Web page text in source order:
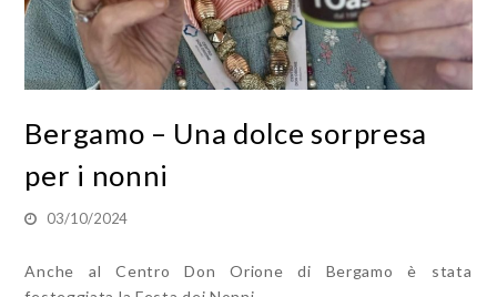
Bergamo – Una dolce sorpresa
per i nonni
03/10/2024
Anche al Centro Don Orione di Bergamo è stata